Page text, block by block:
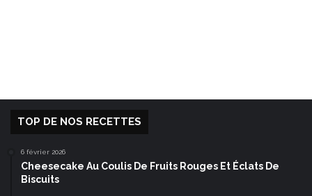
TOP DE NOS RECETTES
6 février 2026
Cheesecake Au Coulis De Fruits Rouges Et Éclats De
Biscuits